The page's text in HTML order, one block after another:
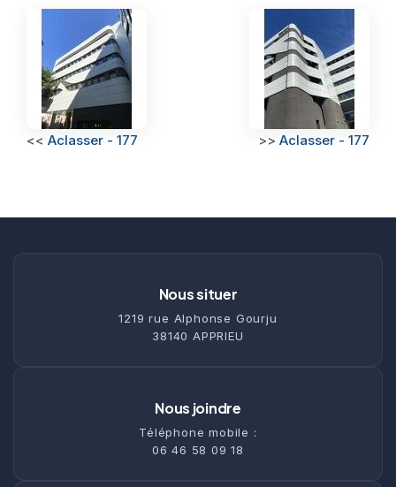
<< Aclasser - 177 >> Aclasser - 177
Nous situer
1219 rue Alphonse Gourju
38140 APPRIEU
Nous joindre
Téléphone mobile :
06 46 58 09 18